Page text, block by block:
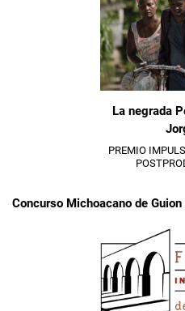
La negrada
PREMIO
Concurso Michoacano de